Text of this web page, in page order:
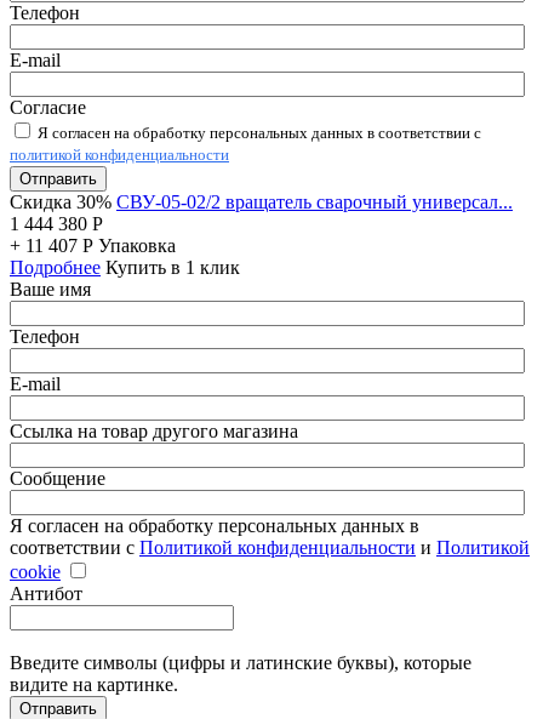
Телефон
E-mail
Согласие
Я согласен на обработку персональных данных в соответствии с
политикой конфиденциальности
Отправить
Скидка 30% СВУ-05-02/2 вращатель сварочный универсал...
1 444 380 Р
+ 11 407 Р Упаковка
Подробнее Купить в 1 клик
Ваше имя
Телефон
E-mail
Ссылка на товар другого магазина
Сообщение
Я согласен на обработку персональных данных в
соответствии с Политикой конфиденциальности и Политикой
cookie
Антибот
Введите символы (цифры и латинские буквы), которые
видите на картинке.
Отправить